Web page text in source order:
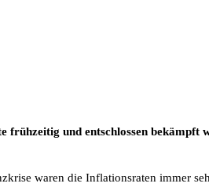
und entschlossen
waren die Inflationsraten immer